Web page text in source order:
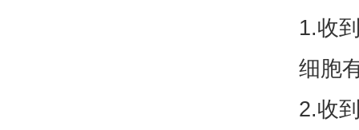
1.收
细胞
2.收